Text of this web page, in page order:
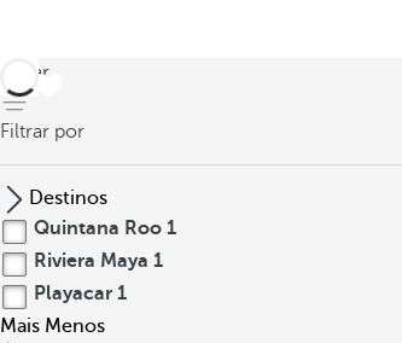
voltar
Filtrar por
Destinos
Quintana Roo 1
Riviera Maya 1
Playacar 1
Mais Menos